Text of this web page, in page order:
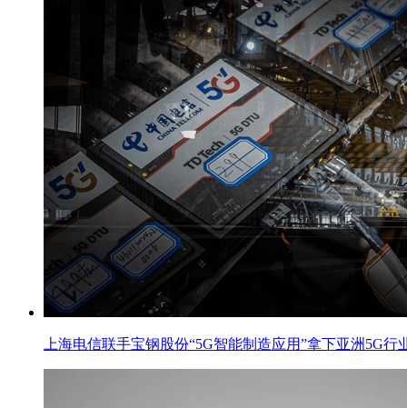
上海电信联手宝钢股份“5G智能制造应用”拿下亚洲5G行